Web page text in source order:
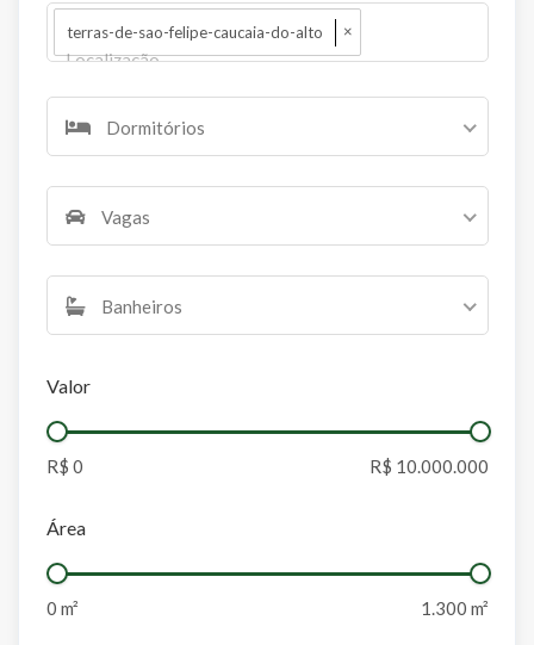
terras-de-sao-felipe-caucaia-do-alto ×
Dormitórios
Vagas
Banheiros
Valor
Área